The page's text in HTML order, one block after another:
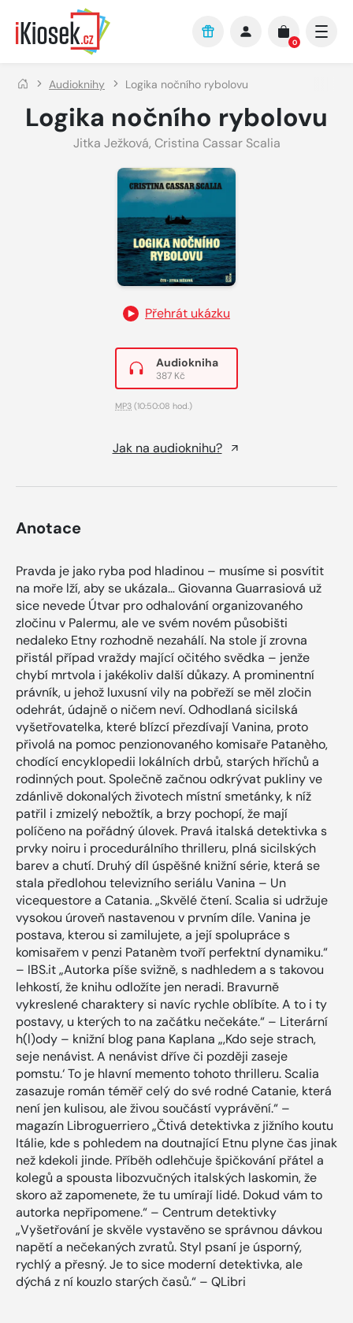
Přejít na hlavní obsah
0
Audioknihy Logika nočního rybolovu
Logika nočního rybolovu
Jitka Ježková, Cristina Cassar Scalia
Přehrát ukázku
Audiokniha
387 Kč
MP3 (10:50:08 hod.)
Jak na audioknihu?
Anotace
Pravda je jako ryba pod hladinou – musíme si posvítit
na moře lží, aby se ukázala… Giovanna Guarrasiová už
sice nevede Útvar pro odhalování organizovaného
zločinu v Palermu, ale ve svém novém působišti
nedaleko Etny rozhodně nezahálí. Na stole jí zrovna
přistál případ vraždy mající očitého svědka – jenže
chybí mrtvola i jakékoliv další důkazy. A prominentní
právník, u jehož luxusní vily na pobřeží se měl zločin
odehrát, údajně o ničem neví. Odhodlaná sicilská
vyšetřovatelka, které blízcí přezdívají Vanina, proto
přivolá na pomoc penzionovaného komisaře Patanèho,
chodící encyklopedii lokálních drbů, starých hříchů a
rodinných pout. Společně začnou odkrývat pukliny ve
zdánlivě dokonalých životech místní smetánky, k níž
patřil i zmizelý nebožtík, a brzy pochopí, že mají
políčeno na pořádný úlovek. Pravá italská detektivka s
prvky noiru i procedurálního thrilleru, plná sicilských
barev a chutí. Druhý díl úspěšné knižní série, která se
stala předlohou televizního seriálu Vanina – Un
vicequestore a Catania. „Skvělé čtení. Scalia si udržuje
vysokou úroveň nastavenou v prvním díle. Vanina je
postava, kterou si zamilujete, a její spolupráce s
komisařem v penzi Patanèm tvoří perfektní dynamiku.“
– IBS.it „Autorka píše svižně, s nadhledem a s takovou
lehkostí, že knihu odložíte jen neradi. Bravurně
vykreslené charaktery si navíc rychle oblíbíte. A to i ty
postavy, u kterých to na začátku nečekáte.“ – Literární
h(l)ody – knižní blog pana Kaplana „‚Kdo seje strach,
seje nenávist. A nenávist dříve či později zaseje
pomstu.‘ To je hlavní memento tohoto thrilleru. Scalia
zasazuje román téměř celý do své rodné Catanie, která
není jen kulisou, ale živou součástí vyprávění.“ –
magazín Libroguerriero „Čtivá detektivka z jižního koutu
Itálie, kde s pohledem na doutnající Etnu plyne čas jinak
než kdekoli jinde. Příběh odlehčuje špičkování přátel a
kolegů a spousta libozvučných italských laskomin, že
skoro až zapomenete, že tu umírají lidé. Dokud vám to
autorka nepřipomene.“ – Centrum detektivky
„Vyšetřování je skvěle vystavěno se správnou dávkou
napětí a nečekaných zvratů. Styl psaní je úsporný,
rychlý a přesný. Je to sice moderní detektivka, ale
dýchá z ní kouzlo starých časů.“ – QLibri